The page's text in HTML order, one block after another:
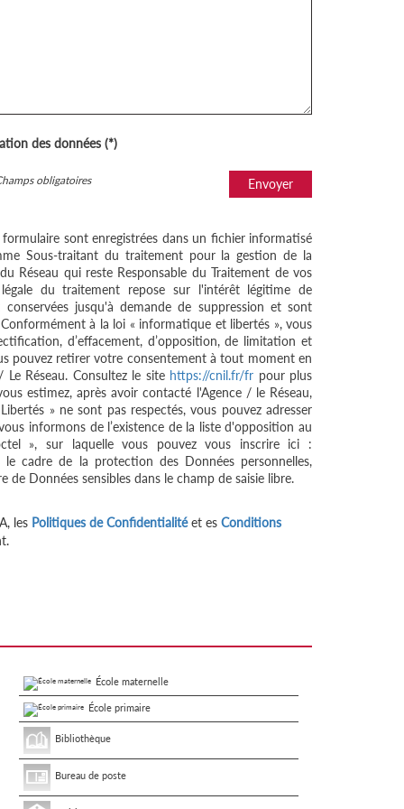
des données (*)
Envoyer
obligatoires
sont enregistrées dans un fichier informatisé
Sous-traitant du traitement pour la gestion de la
Réseau qui reste Responsable du Traitement de vos
légale du traitement repose sur l'intérêt légitime de
jusqu'à demande de suppression et sont
à la loi « informatique et libertés », vous
d’effacement, d’opposition, de limitation et
pouvez retirer votre consentement à tout moment en
Réseau. Consultez le site https://cnil.fr/fr pour plus
estimez, après avoir contacté l'Agence / le Réseau,
» ne sont pas respectés, vous pouvez adresser
informons de l’existence de la liste d'opposition au
», sur laquelle vous pouvez vous inscrire ici :
le cadre de la protection des Données personnelles,
de Données sensibles dans le champ de saisie libre.
les Politiques de Confidentialitéet es Conditions
École maternelle
École primaire
Bibliothèque
Bureau de poste